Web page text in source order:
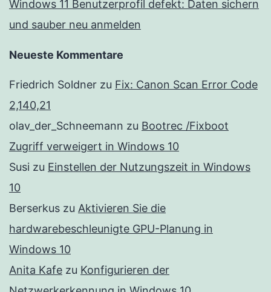
Windows 11 Benutzerprofil defekt: Daten sichern
und sauber neu anmelden
Neueste Kommentare
Friedrich Soldner zu Fix: Canon Scan Error Code
2,140,21
olav_der_Schneemann zu Bootrec /Fixboot
Zugriff verweigert in Windows 10
Susi zu Einstellen der Nutzungszeit in Windows
10
Berserkus zu Aktivieren Sie die
hardwarebeschleunigte GPU-Planung in
Windows 10
Anita Kafe zu Konfigurieren der